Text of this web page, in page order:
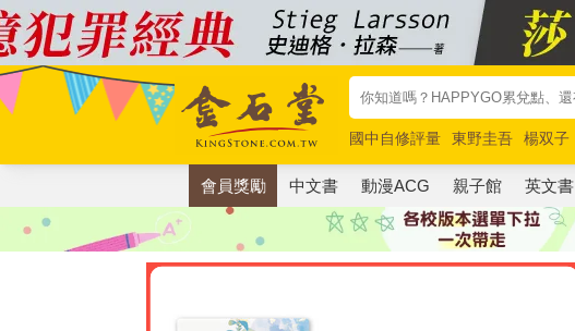
國中自修評量 東野圭吾 楊双子
唯紅花綻放
奧德賽 路邊攤新作
會員獎勵 中文書 動漫ACG 親子館 英文書